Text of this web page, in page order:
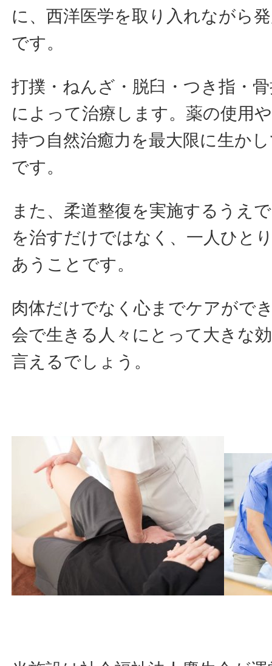
に、西洋医学を取り入れながら
です。
打撲・ねんざ・脱臼・つき指・
によって治療します。薬の使用
持つ自然治癒力を最大限に生か
です。
また、柔道整復を実施するうえ
を治すだけではなく、一人ひと
あうことです。
肉体だけでなく心までケアがで
会で生きる人々にとって大きな
言えるでしょう。